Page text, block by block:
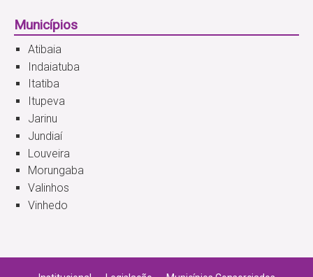
Municípios
Atibaia
Indaiatuba
Itatiba
Itupeva
Jarinu
Jundiaí
Louveira
Morungaba
Valinhos
Vinhedo